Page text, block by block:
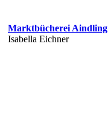
Marktbücherei Aindling
Isabella Eichner